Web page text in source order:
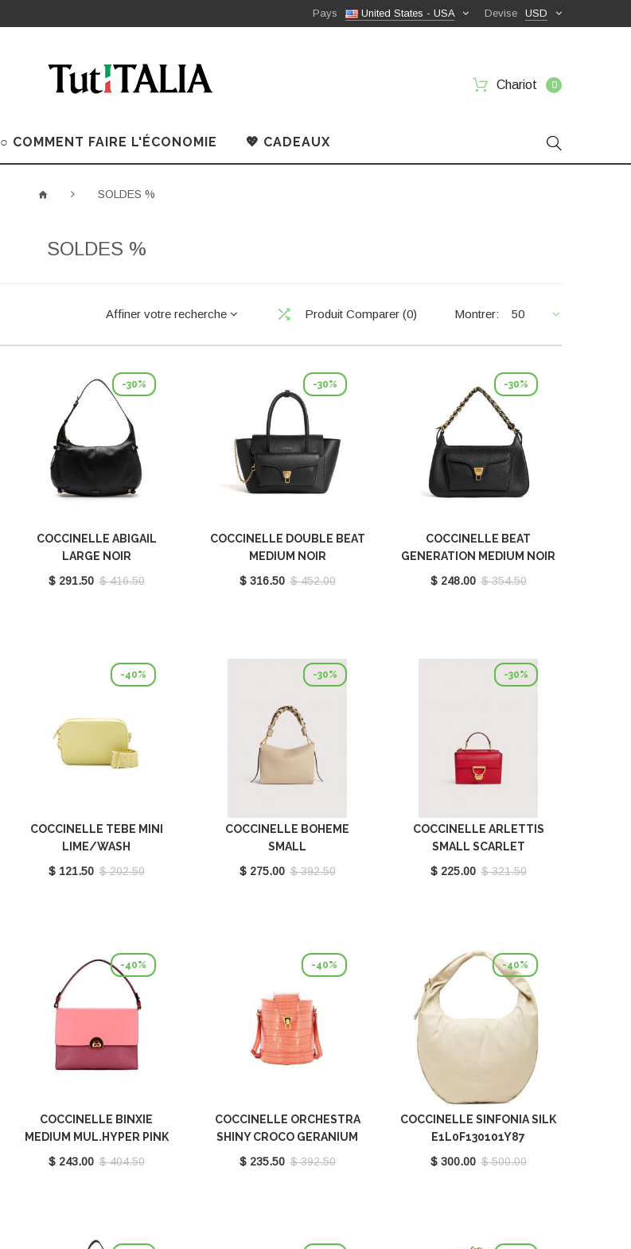
USD
Devise
United States - USA
Pays
Chariot 0
○ COMMENT FAIRE L'ÉCONOMIE 💖 CADEAUX
SOLDES %
SOLDES %
Montrer: 50
Produit Comparer (0)
Affiner votre recherche
-30%
COCCINELLE ABIGAIL
LARGE NOIR
E1SO5130101_001
$ 291.50 $ 416.50
-30%
COCCINELLE DOUBLE BEAT
MEDIUM NOIR
E1T8A180201001
$ 316.50 $ 452.00
-30%
COCCINELLE BEAT
GENERATION MEDIUM NOIR
E1TFK120101001
$ 248.00 $ 354.50
-40%
COCCINELLE TEBE MINI
LIME/WASH
E5MN555I101G61
$ 121.50 $ 202.50
-30%
COCCINELLE BOHEME
SMALL
SANDSHELL/SEAGRASS
$ 275.00 $ 392.50
-30%
COCCINELLE ARLETTIS
SMALL SCARLET
E1MD555B701_R02
$ 225.00 $ 321.50
-40%
COCCINELLE BINXIE
MEDIUM MUL.HYPER PINK
E1P8P180101M32
$ 243.00 $ 404.50
-40%
COCCINELLE ORCHESTRA
SHINY CROCO GERANIUM
E1L2G230101P18
$ 235.50 $ 392.50
-40%
COCCINELLE SINFONIA SILK
E1L0F130101Y87
$ 300.00 $ 500.00